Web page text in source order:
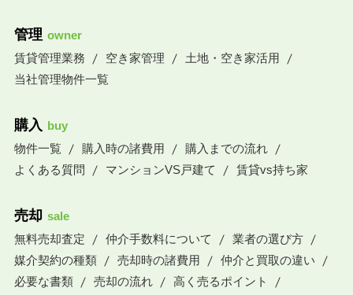
管理 owner
賃貸管理業務
空き家管理
土地・空き家活用
当社管理物件一覧
購入 buy
物件一覧
購入時の諸費用
購入までの流れ
よくある質問
マンションVS戸建て 賃貸vs持ち家
売却 sale
無料売却査定
仲介手数料について
業者の選び方
媒介契約の種類
売却時の諸費用
仲介と買取の違い
必要な書類
売却の流れ
高く売るポイント